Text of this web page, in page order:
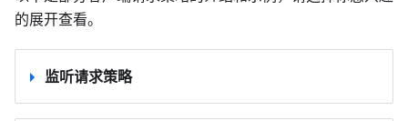
的展开查看。
监听请求策略